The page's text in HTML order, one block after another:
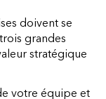
doivent se
grandes
stratégique
votre équipe et